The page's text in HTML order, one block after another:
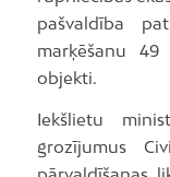
pašvaldība
marķēšanu
objekti.
Iekšlietu
grozījumus